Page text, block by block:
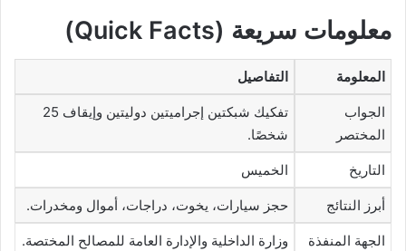
معلومات سريعة (Quick Facts)
المعلومة التفاصيل
الجواب
المختصر
تفكيك شبكتين إجراميتين دوليتين وإيقاف 25
شخصًا.
التاريخ الخميس
أبرز النتائج حجز سيارات، يخوت، دراجات، أموال ومخدرات.
الجهة المنفذة وزارة الداخلية والإدارة العامة للمصالح المختصة.